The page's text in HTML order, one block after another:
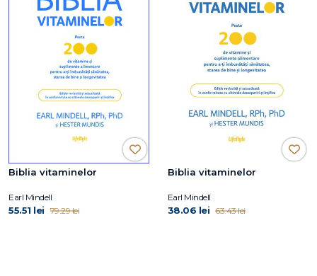
Biblia vitaminelor
Earl Mindell
55.51 lei 79.29 lei
Biblia vitaminelor
Earl Mindell
38.06 lei 63.43 lei